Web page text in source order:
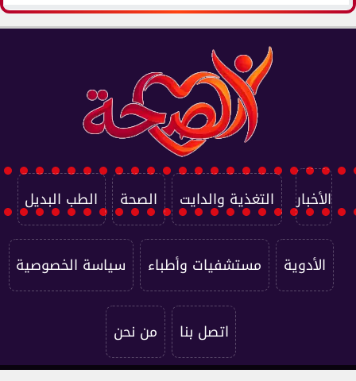
الأخبار التغذية والدايت الصحة الطب البديل
الأدوية مستشفيات وأطباء سياسة الخصوصية
اتصل بنا من نحن